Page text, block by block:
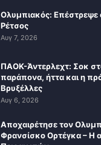
Ολυμπιακός: Επέστρεψε
Ρέτσος
Αυγ 7, 2026
ΠΑΟΚ-Άντερλεχτ: Σοκ
παράπονα, ήττα και η
Βρυξέλλες
Αυγ 6, 2026
Αποχαιρέτησε τον
Φρανσίσκο Ορτέγκα – Η